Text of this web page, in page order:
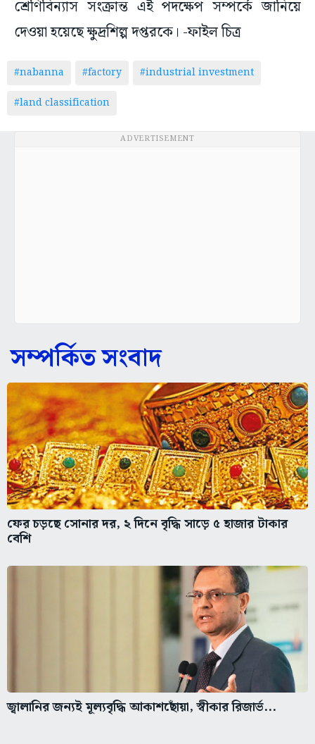
শ্রেণিবিন্যাস সংক্রান্ত এই পদক্ষেপ সম্পর্কে জানিয়ে
দেওয়া হয়েছে ক্ষুদ্রশিল্প দপ্তরকে। -ফাইল চিত্র
#nabanna #factory
#industrial investment
#land classification
ADVERTISEMENT
সম্পর্কিত সংবাদ
ফের চড়ছে সোনার দর, ২ দিনে বৃদ্ধি সাড়ে ৫ হাজার টাকার
বেশি
জ্বালানির জন্যই মূল্যবৃদ্ধি আকাশছোঁয়া, স্বীকার রিজার্ভ...